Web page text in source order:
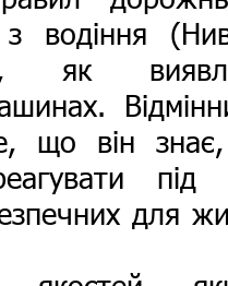
з водіння
як
що він
під
для